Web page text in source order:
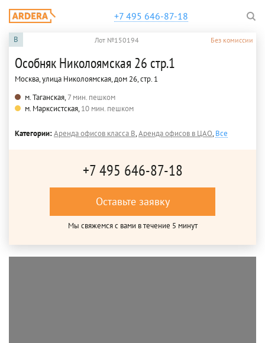
+7 495 646-87-18
B Лот №150194 Без комиссии
Особняк Николоямская 26 стр.1
Москва, улица Николоямская, дом 26, стр. 1
м. Таганская,7 мин. пешком
м. Марксистская,10 мин. пешком
Категории:Аренда офисов класса B,Аренда офисов в ЦАО,Все
+7 495 646-87-18
Оставьте заявку
Мы свяжемся с вами в течение 5 минут